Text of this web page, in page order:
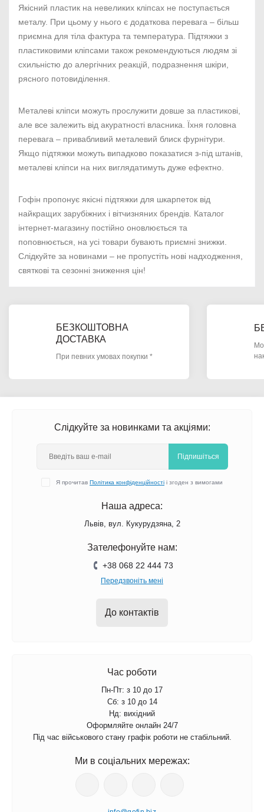
Якісний пластик на невеликих кліпсах не поступається
металу. При цьому у нього є додаткова перевага – більш
приємна для тіла фактура та температура. Підтяжки з
пластиковими кліпсами також рекомендуються людям зі
схильністю до алергічних реакцій, подразнення шкіри,
рясного потовиділення.
Металеві кліпси можуть прослужити довше за пластикові,
але все залежить від акуратності власника. Їхня головна
перевага – привабливий металевий блиск фурнітури.
Якщо підтяжки можуть випадково показатися з-під штанів,
металеві кліпси на них виглядатимуть дуже ефектно.
Гофін пропонує якісні підтяжки для шкарпеток від
найкращих зарубіжних і вітчизняних брендів. Каталог
інтернет-магазину постійно оновлюється та
поповнюється, на усі товари бувають приємні знижки.
Слідкуйте за новинами – не пропустіть нові надходження,
святкові та сезонні зниження цін!
БЕЗКОШТОВНА
ДОСТАВКА
При певних умовах покупки *
Слідкуйте за новинками та акціями:
Підпишіться
Я прочитав Політика конфіденційності і згоден з вимогами
Наша адреса:
Львів, вул. Кукурудзяна, 2
Зателефонуйте нам:
+38 068 22 444 73
Передзвоніть мені
До контактів
Час роботи
Пн-Пт: з 10 до 17
Сб: з 10 до 14
Нд: вихідний
Оформляйте онлайн 24/7
Під час військового стану графік роботи не стабільний.
Ми в соціальних мережах: